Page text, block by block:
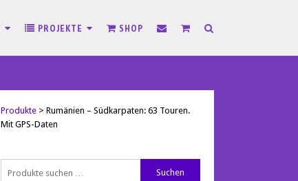
PROJEKTE SHOP
Produkte > Rumänien – Südkarpaten: 63 Touren.
Mit GPS-Daten
nach:
Suchen